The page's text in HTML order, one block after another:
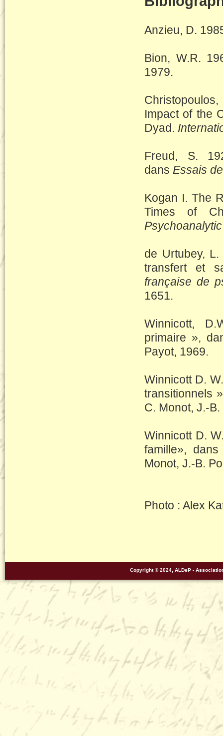
Anzieu, D.
Bion, W.R.
1979.
Impact of the
Dyad.
Freud, S.
dans Essais
Kogan I. The
Times of
de Urtubey,
transfert et
française de
1651.
Winnicott,
primaire »,
Payot, 1969.
Winnicott D.
transitionnels
C. Monot, J.-
Winnicott D.
famille»,
Monot, J.-B.
Photo : Alex
Copyright © 2024, ALDeP -